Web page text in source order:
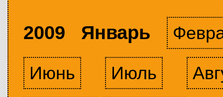
2009 Январь
Июнь
Июль